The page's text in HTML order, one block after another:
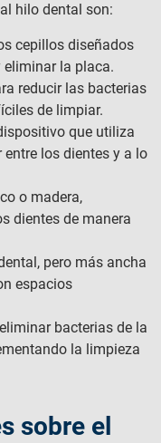
hilo dental son:
cepillos diseñados
eliminar la placa.
reducir las bacterias
de limpiar.
que utiliza
los dientes y a lo
o madera,
dientes de manera
pero más ancha
espacios
bacterias de la
la limpieza
sobre el